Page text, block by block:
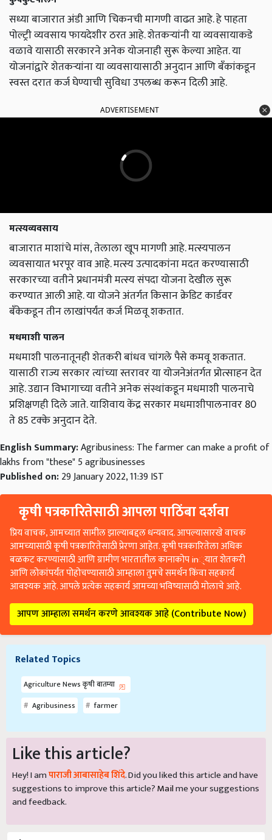
सध्या बाजारात अंडी आणि चिकनची मागणी वाढत आहे. हे पाहता
पोल्ट्री व्यवसाय फायदेशीर ठरत आहे. शेतकऱ्यांनी या व्यवसायाकडे
वळावे यासाठी सरकारने अनेक योजनाही सुरू केल्या आहेत. या
योजनांद्वारे शेतकऱ्यांना या व्यवसायासाठी अनुदान आणि बँकांकडून
स्वस्त दरात कर्ज घेण्याची सुविधा उपलब्ध करून दिली आहे.
ADVERTISEMENT
मत्स्यव्यवसाय
बाजारात माशांचे मांस, तेलाला खूप मागणी आहे. मत्स्यपालन
व्यवसायात भरपूर वाव आहे. मत्स्य उत्पादकांना मदत करण्यासाठी
सरकारच्या वतीने प्रधानमंत्री मत्स्य संपदा योजना देखील सुरू
करण्यात आली आहे. या योजने अंतर्गत किसान क्रेडिट कार्डवर
बँकेकडून तीन लाखांपर्यंत कर्ज मिळवू शकतात.
मधमाशी पालन
मधमाशी पालनातूनही शेतकरी बांधव चांगले पैसे कमवू शकतात.
यासाठी राज्य सरकार त्यांच्या स्तरावर या योजनेअंतर्गत प्रोत्साहन देत
आहे. उद्यान विभागाच्या वतीने अनेक संस्थांकडून मधमाशी पालनाचे
प्रशिक्षणही दिले जाते. याशिवाय केंद्र सरकार मधमाशीपालनावर 80
ते 85 टक्के अनुदान देते.
English Summary:Agribusiness: The farmer can make a profit of
lakhs from "these" 5 agribusinesses
Published on:29 January 2022, 11:39 IST
कृषी पत्रकारितेसाठी आपला पाठिंबा दर्शवा
प्रिय वाचक, आमच्यात सामील झाल्याबद्दल धन्यवाद. आपल्यासारखे वाचक
आमच्यासाठी कृषी पत्रकारितेसाठी प्रेरणा आहेत. कृषी पत्रकारितेला अधिक
बळकट करण्यासाठी आणि ग्रामीण भारतातील कानाकोप in्यात शेतकरी
आणि लोकांपर्यंत पोहोचण्यासाठी आम्हाला तुमचे समर्थन किंवा सहकार्य
आवश्यक आहे. आपले प्रत्येक सहकार्य आमच्या भविष्यासाठी मोलाचे आहे.
आपण आम्हाला समर्थन करणे आवश्यक आहे (Contribute Now)
Related Topics
Agriculture News कृषी बातम्या
Agribusiness
farmer
Like this article?
Hey! I amपाराजी आबासाहेब शिंदे. Did you liked this article and have
suggestions to improve this article?Mailme your suggestions
and feedback.